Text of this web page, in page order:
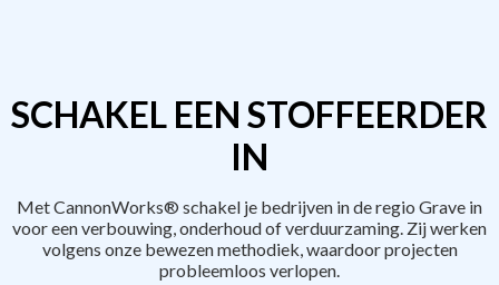
SCHAKEL EEN STOFFEERDER
IN
Met CannonWorks® schakel je bedrijven in de regio Grave in
voor een verbouwing, onderhoud of verduurzaming. Zij werken
volgens onze bewezen methodiek, waardoor projecten
probleemloos verlopen.